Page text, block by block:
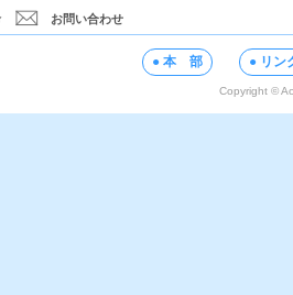
お問い合わせ
● 本 部 ● リン
Copyright ©